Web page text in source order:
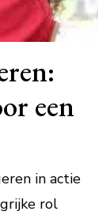
een
in actie
rol